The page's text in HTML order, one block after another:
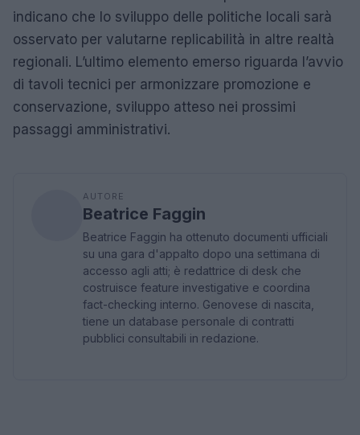
indicano che lo sviluppo delle politiche locali sarà
osservato per valutarne replicabilità in altre realtà
regionali. L’ultimo elemento emerso riguarda l’avvio
di tavoli tecnici per armonizzare promozione e
conservazione, sviluppo atteso nei prossimi
passaggi amministrativi.
AUTORE
Beatrice Faggin
Beatrice Faggin ha ottenuto documenti ufficiali
su una gara d'appalto dopo una settimana di
accesso agli atti; è redattrice di desk che
costruisce feature investigative e coordina
fact-checking interno. Genovese di nascita,
tiene un database personale di contratti
pubblici consultabili in redazione.